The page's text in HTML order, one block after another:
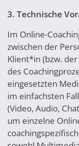
3. Technische
Im Online-
zwischen der
Klient*in (bzw.
des
eingesetzten
im einfachsten
(Video, Audio,
um einzelne